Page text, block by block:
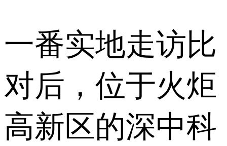
一番实地走访比
对后，位于火炬
高新区的深中科